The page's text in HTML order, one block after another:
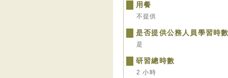
用餐
不提供
是否提供公務人員學習時數
是
研習總時數
2 小時